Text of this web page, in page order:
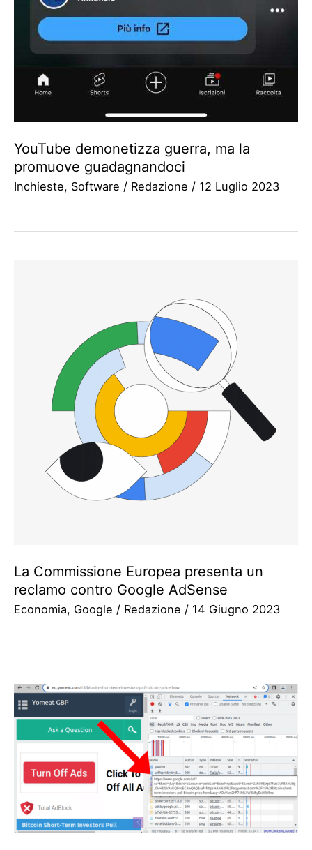
YouTube demonetizza guerra, ma la
promuove guadagnandoci
Inchieste, Software / Redazione / 12 Luglio 2023
La Commissione Europea presenta un
reclamo contro Google AdSense
Economia, Google / Redazione / 14 Giugno 2023